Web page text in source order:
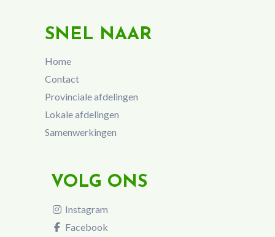
SNEL NAAR
Home
Contact
Provinciale afdelingen
Lokale afdelingen
Samenwerkingen
VOLG ONS
Instagram
Facebook